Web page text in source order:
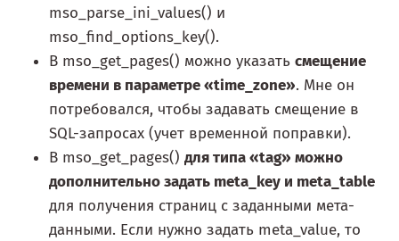
mso_parse_ini_values() и
mso_find_options_key().
В mso_get_pages() можно указать смещение
времени в параметре «time_zone». Мне он
потребовался, чтобы задавать смещение в
SQL-запросах (учет временной поправки).
В mso_get_pages() для типа «tag» можно
дополнительно задать meta_key и meta_table
для получения страниц с заданными мета-
данными. Если нужно задать meta_value, то